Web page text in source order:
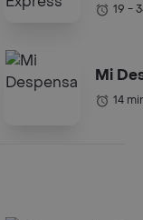
19 -
Mi
14